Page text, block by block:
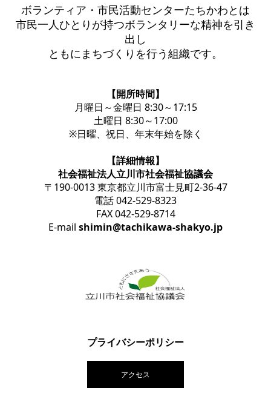
ボランティア・市民活動センターたちかわとは
市民一人ひとりが持つボランタリーな精神を引き
出し
ともにまちづくりを行う組織です。
【開所時間】
月曜日～金曜日 8:30～17:15
土曜日 8:30～17:00
※日曜、祝日、年末年始を除く
【詳細情報】
社会福祉法人立川市社会福祉協議会
〒190-0013 東京都立川市富士見町2-36-47
電話 042-529-8323
FAX 042-529-8714
E-mail shimin@tachikawa-shakyo.jp
プライバシーポリシー
アクセス